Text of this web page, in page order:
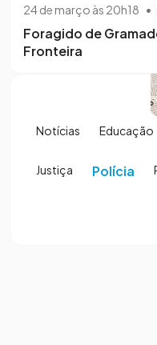
24 de março às 20h18 •
Foragido de
Fronteira
Notícias Educação
Justiça Polícia